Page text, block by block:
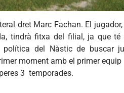
dret Marc Fachan. El
tindrà fitxa del filial, ja que té
del Nàstic de buscar
moment amb el primer equip
3 temporades.